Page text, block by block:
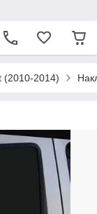
(2010-2014)